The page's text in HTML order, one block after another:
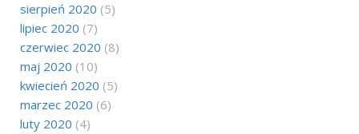
sierpień 2020 (5)
lipiec 2020 (7)
czerwiec 2020 (8)
maj 2020 (10)
kwiecień 2020 (5)
marzec 2020 (6)
luty 2020 (4)